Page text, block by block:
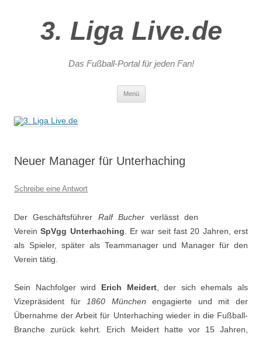
3. Liga Live.de
Das Fußball-Portal für jeden Fan!
Menü
Neuer Manager für Unterhaching
Schreibe eine Antwort
Der Geschäftsführer Ralf Bucher verlässt den
VereinSpVgg Unterhaching . Er war seit fast 20 Jahren, erst
als Spieler, später als Teammanager und Manager für den
Verein tätig.
Sein Nachfolger wird Erich Meidert, der sich ehemals als
Vizepräsident für
1860 München engagierte und mit der
Übernahme der Arbeit für Unterhaching wieder in die Fußball-
Branche zurück kehrt. Erich Meidert hatte vor 15 Jahren,